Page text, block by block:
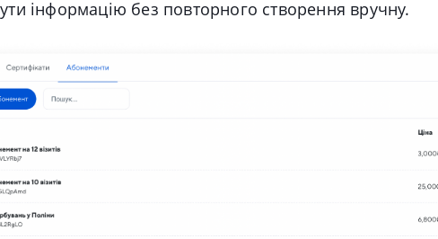
інформацію без повторного створення вручну.